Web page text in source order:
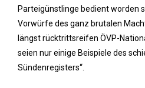
Parteigünstlinge bedient worden
Vorwürfe des ganz brutalen
längst rücktrittsreifen ÖVP-
seien nur einige Beispiele des
Sündenregisters“.